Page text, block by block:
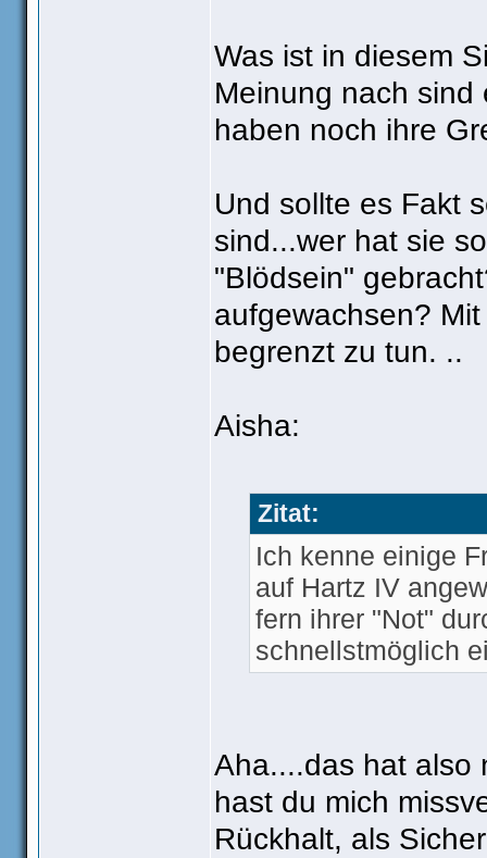
Was ist in diesem
Meinung nach
haben noch ihre
Und sollte es Fakt
sind...wer hat sie
"Blödsein"
aufgewachsen?
begrenzt zu tun. ..
Aisha:
Zitat:
Ich kenne einige
auf Hartz IV
fern ihrer "Not"
schnellstmöglich
Aha....das hat also
hast du mich
Rückhalt, als